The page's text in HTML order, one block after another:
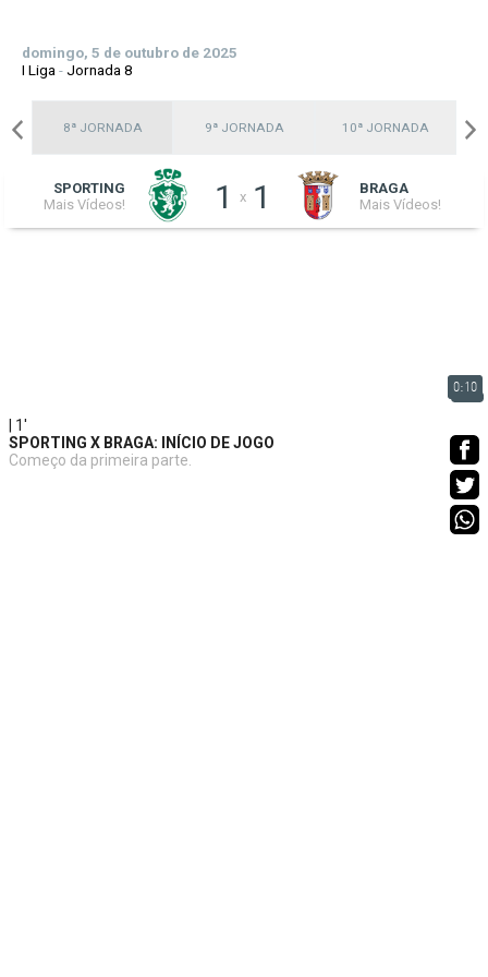
domingo, 5 de outubro de 2025
I Liga -Jornada 8
8ª JORNADA 9ª JORNADA 10ª JORNADA
SPORTING
Mais Vídeos!
1 x 1
BRAGA
Mais Vídeos!
0:10
| 1'
SPORTING X BRAGA: INÍCIO DE JOGO
Começo da primeira parte.